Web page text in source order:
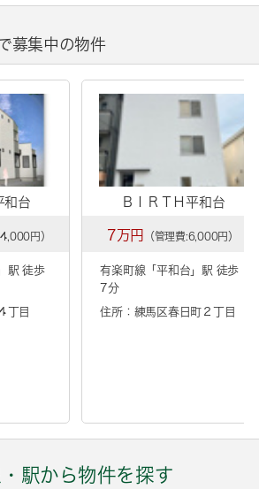
募集中の物件
和台
円）
」駅 徒歩
丁目
ＢＩＲＴＨ平和台
7万円 （管理費:6,000円）
有楽町線「平和台 」駅 徒歩
7分
住所：練馬区春日町２丁目
駅から物件を探す